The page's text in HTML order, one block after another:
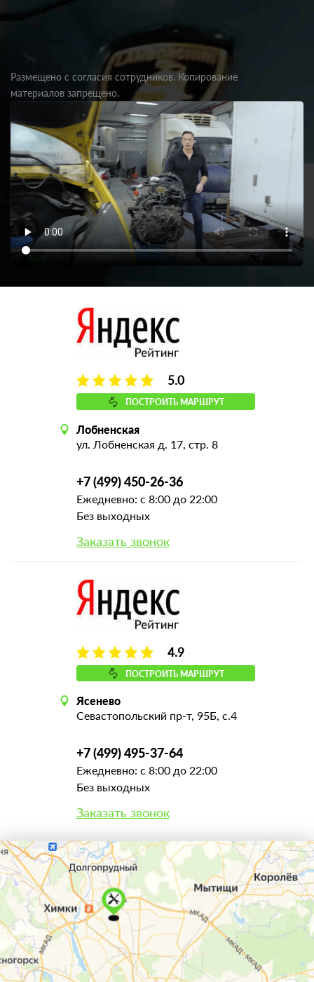
Размещено с согласия сотрудников. Копирование
материалов запрещено.
5.0
ПОСТРОИТЬ МАРШРУТ
Лобненская
ул. Лобненская д. 17, стр. 8
+7 (499) 450-26-36
Ежедневно: с 8:00 до 22:00
Без выходных
Заказать звонок
4.9
ПОСТРОИТЬ МАРШРУТ
Ясенево
Севастопольский пр-т, 95Б, с.4
+7 (499) 495-37-64
Ежедневно: с 8:00 до 22:00
Без выходных
Заказать звонок